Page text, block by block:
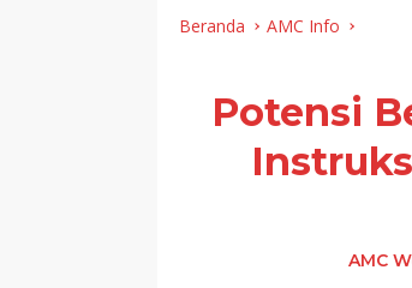
Beranda AMC Info
Potensi
AMC